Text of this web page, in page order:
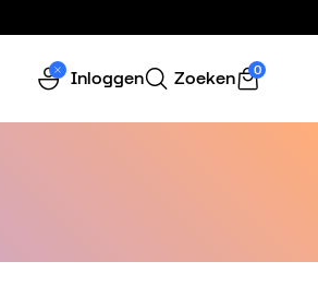
Inloggen Zoeken 0